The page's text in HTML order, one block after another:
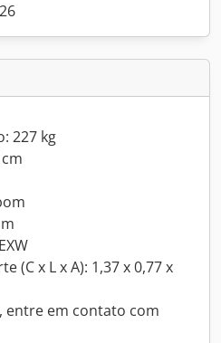
227 kg
(C x L x A): 1,37 x 0,77 x
entre em contato com